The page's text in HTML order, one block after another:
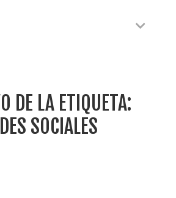
DE LA ETIQUETA:
SOCIALES